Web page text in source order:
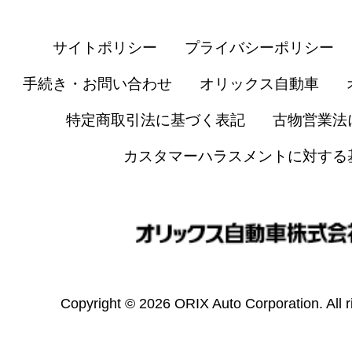
サイトポリシー プライバシーポリシー
手続き・お問い合わせ オリックス自動車
特定商取引法に基づく表記 古物営業法
カスタマーハラスメントに対する
Copyright © 2026 ORIX Auto Corporation. All